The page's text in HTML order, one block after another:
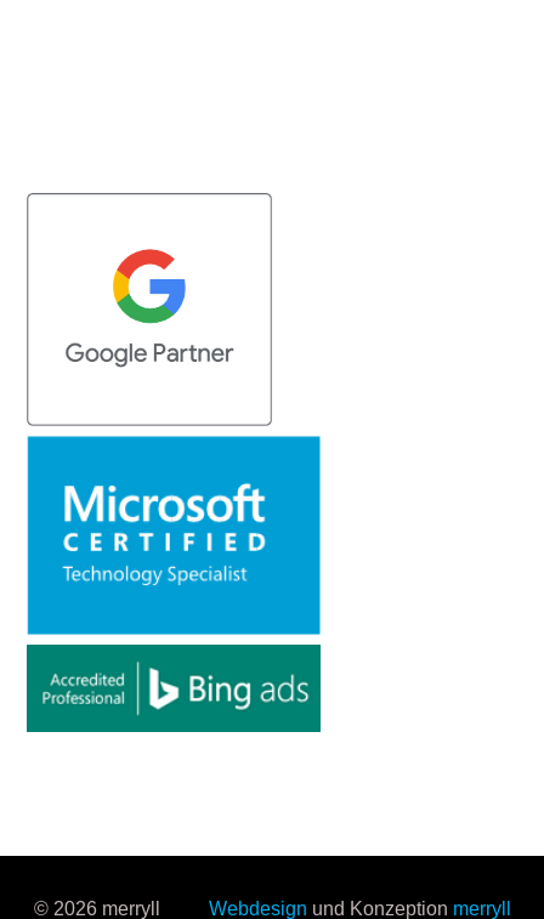
© 2026 merryll Webdesign und Konzeption merryll